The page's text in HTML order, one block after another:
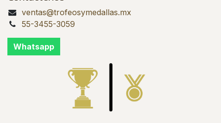
ventas@trofeosymedallas.mx
55-3455-3059
Whatsapp